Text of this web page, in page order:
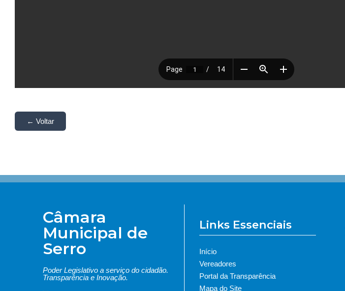
← Voltar
Câmara
Municipal de
Serro
Poder Legislativo a serviço do cidadão.
Transparência e Inovação.
Links Essenciais
Início
Vereadores
Portal da Transparência
Mapa do Site